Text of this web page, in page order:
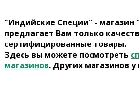
"Индийские Специи" -
предлагает Вам только
сертифицированные товары.
Здесь вы можете посмотреть
магазинов. Других магазинов у